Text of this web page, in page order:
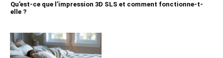
Qu’est-ce que l’impression 3D SLS et comment fonctionne-t-
elle ?